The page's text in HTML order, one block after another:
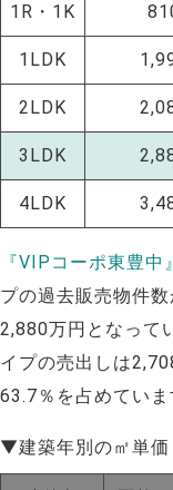
1R・1K
1LDK
2LDK
3LDK
4LDK
『VIPコーポ東豊中』
プの過去販売物件
2,880万円となって
イプの売出しは
63.7％を占めていま
▼建築年別の㎡単価